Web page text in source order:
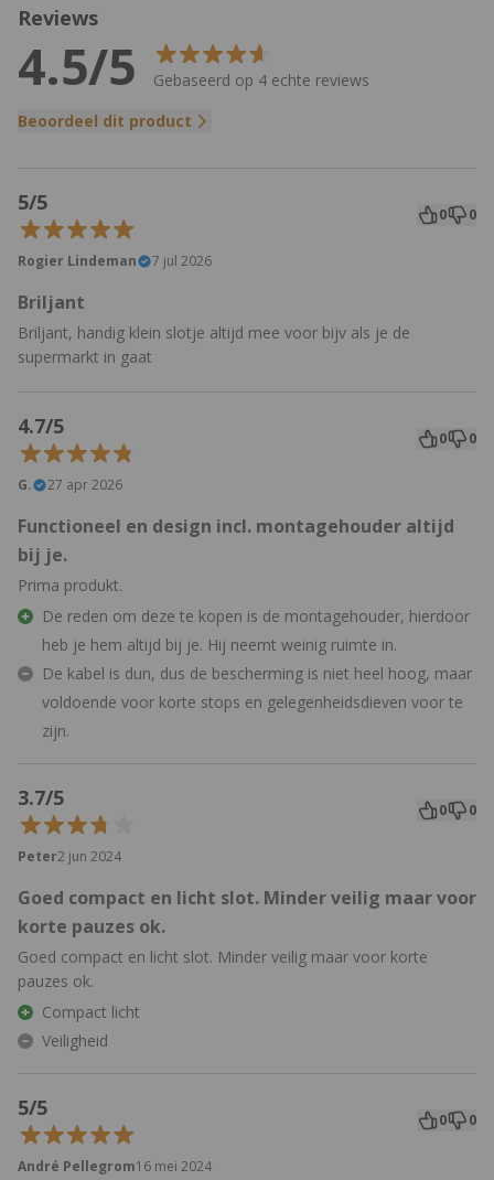
Reviews
4.5/5
Gebaseerd op 4 echte reviews
Beoordeel dit product
5/5 0 0
Rogier Lindeman 7 jul 2026
Briljant
Briljant, handig klein slotje altijd mee voor bijv als je de
supermarkt in gaat
4.7/5 0 0
G. 27 apr 2026
Functioneel en design incl. montagehouder altijd
bij je.
Prima produkt.
De reden om deze te kopen is de montagehouder, hierdoor
heb je hem altijd bij je. Hij neemt weinig ruimte in.
De kabel is dun, dus de bescherming is niet heel hoog, maar
voldoende voor korte stops en gelegenheidsdieven voor te
zijn.
3.7/5 0 0
Peter2 jun 2024
Goed compact en licht slot. Minder veilig maar voor
korte pauzes ok.
Goed compact en licht slot. Minder veilig maar voor korte
pauzes ok.
Compact licht
Veiligheid
5/5 0 0
André Pellegrom16 mei 2024